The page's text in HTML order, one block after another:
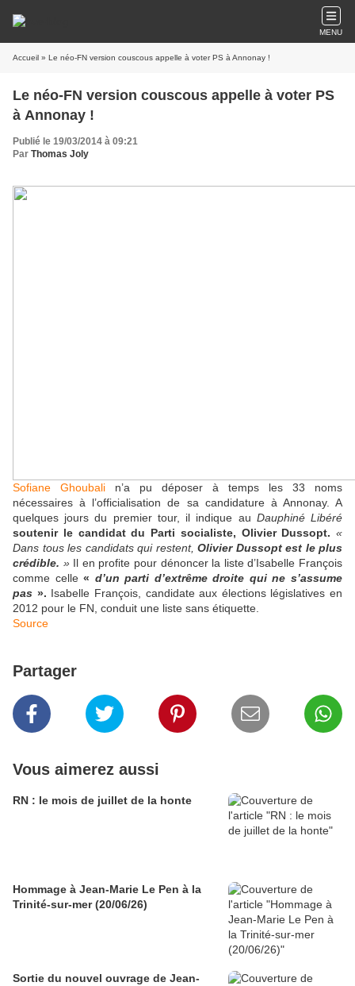
MENU
Accueil » Le néo-FN version couscous appelle à voter PS à Annonay !
Le néo-FN version couscous appelle à voter PS
à Annonay !
Publié le 19/03/2014 à 09:21
Par Thomas Joly
Sofiane Ghoubali n’a pu déposer à temps les 33 noms
nécessaires à l’officialisation de sa candidature à Annonay. A
quelques jours du premier tour, il indique au Dauphiné Libéré
soutenir le candidat du Parti socialiste, Olivier Dussopt. «
Dans tous les candidats qui restent, Olivier Dussopt est le plus
crédible. »Il en profite pour dénoncer la liste d’Isabelle François
comme celle« d’un parti d’extrême droite qui ne s’assume
pas ». Isabelle François, candidate aux élections législatives en
2012 pour le FN, conduit une liste sans étiquette.
Source
Partager
Vous aimerez aussi
RN : le mois de juillet de la honte
Hommage à Jean-Marie Le Pen à la
Trinité-sur-mer (20/06/26)
Sortie du nouvel ouvrage de Jean-